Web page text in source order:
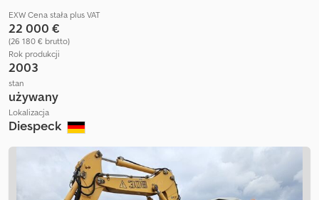
EXW Cena stała plus VAT
22 000 €
(26 180 € brutto)
Rok produkcji
2003
stan
używany
Lokalizacja
Diespeck